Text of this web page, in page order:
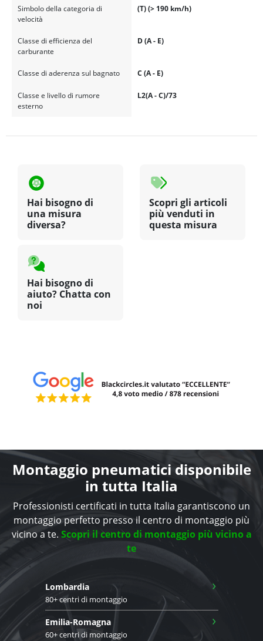
Simbolo della categoria di
velocità
(T) (> 190 km/h)
Classe di efficienza del
carburante
D (A - E)
Classe di aderenza sul bagnato C (A - E)
Classe e livello di rumore
esterno
L2(A - C)/73
Hai bisogno di
una misura
diversa?
Scopri gli articoli
più venduti in
questa misura
Hai bisogno di
aiuto? Chatta con
noi
Montaggio pneumatici disponibile
in tutta Italia
Professionisti certificati in tutta Italia garantiscono un
montaggio perfetto presso il centro di montaggio più
vicino a te. Scopri il centro di montaggio più vicino a
te
Lombardia
80+ centri di montaggio
›
Emilia-Romagna
60+ centri di montaggio
›